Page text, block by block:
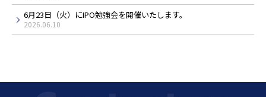
6月23日（火）にIPO勉強会を開催いたします。
2026.06.10